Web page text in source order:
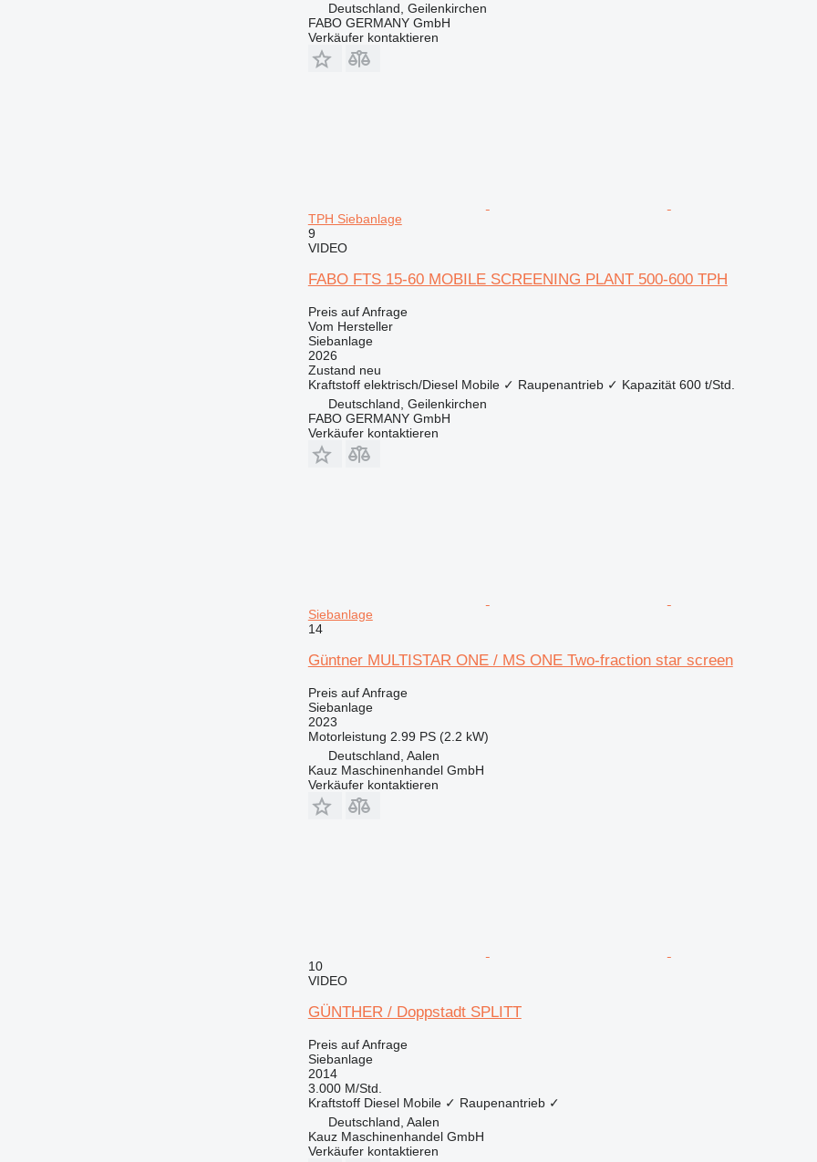
Deutschland, Geilenkirchen
FABO GERMANY GmbH
Verkäufer kontaktieren
TPH Siebanlage
9
VIDEO
FABO FTS 15-60 MOBILE SCREENING PLANT 500-600 TPH
Preis auf Anfrage
Vom Hersteller
Siebanlage
2026
Zustand neu
Kraftstoff elektrisch/Diesel Mobile ✓ Raupenantrieb ✓ Kapazität 600 t/Std.
Deutschland, Geilenkirchen
FABO GERMANY GmbH
Verkäufer kontaktieren
Siebanlage
14
Güntner MULTISTAR ONE / MS ONE Two-fraction star screen
Preis auf Anfrage
Siebanlage
2023
Motorleistung 2.99 PS (2.2 kW)
Deutschland, Aalen
Kauz Maschinenhandel GmbH
Verkäufer kontaktieren
10
VIDEO
GÜNTHER / Doppstadt SPLITT
Preis auf Anfrage
Siebanlage
2014
3.000 M/Std.
Kraftstoff Diesel Mobile ✓ Raupenantrieb ✓
Deutschland, Aalen
Kauz Maschinenhandel GmbH
Verkäufer kontaktieren